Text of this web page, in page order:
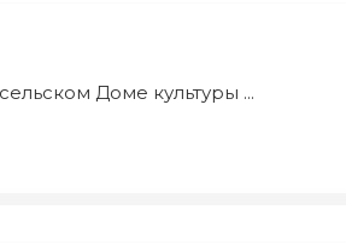
Доме культуры ...